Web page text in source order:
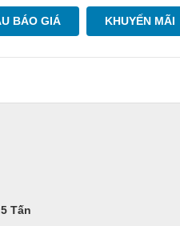
BÁO GIÁ KHUYẾN MÃI
Tấn